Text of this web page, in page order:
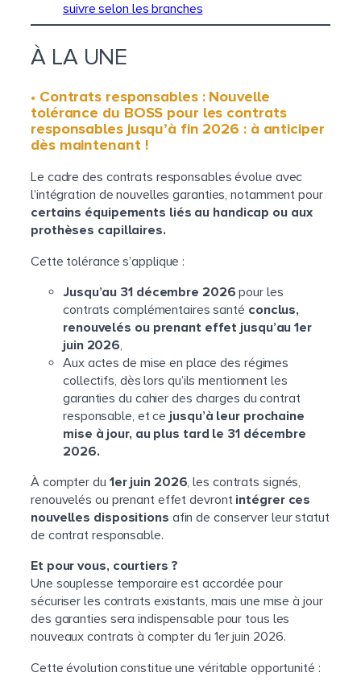
suivre selon les branches
À LA UNE
• Contrats responsables : Nouvelle
tolérance du BOSS pour les contrats
responsables jusqu’à fin 2026 : à anticiper
dès maintenant !
Le cadre des contrats responsables évolue avec
l’intégration de nouvelles garanties, notamment pour
certains équipements liés au handicap ou aux
prothèses capillaires.
Cette tolérance s’applique :
Jusqu’au 31 décembre 2026pour les
contrats complémentaires santé conclus,
renouvelés ou prenant effet jusqu’au 1er
juin 2026,
Aux actes de mise en place des régimes
collectifs, dès lors qu’ils mentionnent les
garanties du cahier des charges du contrat
responsable, et ce jusqu’à leur prochaine
mise à jour, au plus tard le 31 décembre
2026.
À compter du 1er juin 2026, les contrats signés,
renouvelés ou prenant effet devrontintégrer ces
nouvelles dispositions afin de conserver leur statut
de contrat responsable.
Et pour vous, courtiers ?
Une souplesse temporaire est accordée pour
sécuriser les contrats existants, mais une mise à jour
des garanties sera indispensable pour tous les
nouveaux contrats à compter du 1er juin 2026.
Cette évolution constitue une véritable opportunité :